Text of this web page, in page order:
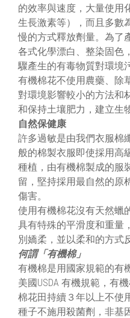
的效率與速度，大量使用
生長激素等），而且多數
慢的方式釋放劑量。為了
各式化學漂白、整染固色
驟產生的有毒物質對環境
有機棉花不使用農藥、除
對環境影響較小的方法和
和保持土壤肥力，建立生
自然保健康
許多過敏是由我們衣服棉
般的棉製衣服即使採用高
種植，由有機棉製成的服
留，堅持採用最自然的原
傷害。
使用有機棉花沒有天然蠟
具有特殊的平滑度和重量
別嬌柔，並以柔和的方式
何謂「有機棉」
有機棉是用國家規範的有
美國USDA 有機規範，有
棉花田持續３年以上不使
種子不施用殺菌劑，非基